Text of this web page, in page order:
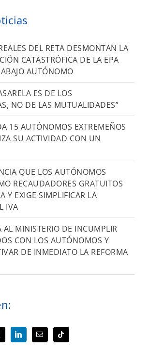
DEL RETA DESMONTAN LA
CATASTRÓFICA DE LA EPA
AUTÓNOMO
ES DE LOS
NO DE LAS MUTUALIDADES”
15 AUTÓNOMOS EXTREMEÑOS
SU ACTIVIDAD CON UN
QUE LOS AUTÓNOMOS
RECAUDADORES GRATUITOS
Y EXIGE SIMPLIFICAR LA
IVA
AL MINISTERIO DE INCUMPLIR
CON LOS AUTÓNOMOS Y
DE INMEDIATO LA REFORMA